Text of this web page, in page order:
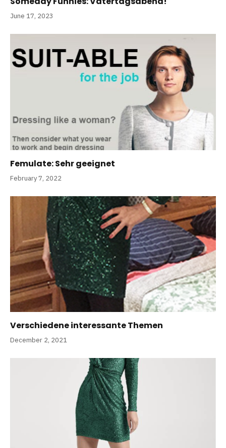
June 17, 2023
Femulate: Sehr geeignet
February 7, 2022
Verschiedene interessante Themen
December 2, 2021